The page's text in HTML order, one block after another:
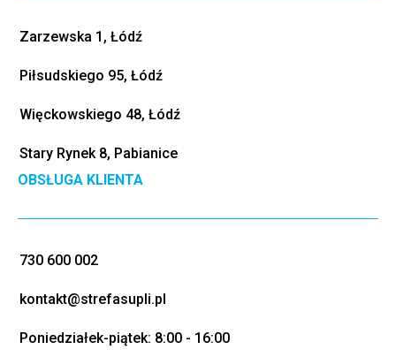
Zarzewska 1, Łódź
Piłsudskiego 95, Łódź
Więckowskiego 48, Łódź
Stary Rynek 8, Pabianice
OBSŁUGA KLIENTA
730 600 002
kontakt@strefasupli.pl
Poniedziałek-piątek: 8:00 - 16:00